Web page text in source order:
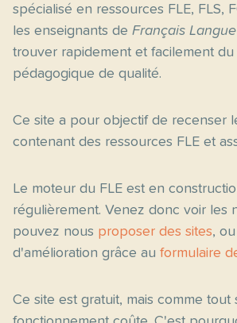
spécialisé en ressources FLE, FLS,
les enseignants de Français
trouver rapidement et facilement
pédagogique de qualité.
Ce site a pour objectif de recenser
contenant des ressources FLE et
Le moteur du FLE est en
régulièrement. Venez donc voir les
pouvez nous proposer des sites,
d'amélioration grâce au formulaire
Ce site est gratuit, mais comme tout